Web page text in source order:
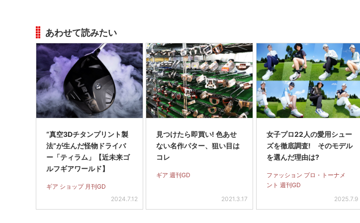
あわせて読みたい
“真空3Dチタンプリント製
法”が生んだ怪物ドライバ
ー「ティラム」【近未来ゴ
ルフギアワールド】
ギア ショップ 月刊GD
2024.7.12
見つけたら即買い! 色あせ
ない名作パター、狙い目は
コレ
ギア 週刊GD
2021.3.17
女子プロ22人の愛用シュー
ズを徹底調査! そのモデル
を選んだ理由は?
ファッション プロ・トーナメ
ント 週刊GD
2025.7.9